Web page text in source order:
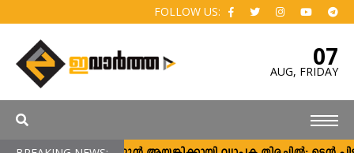
FOLLOW US:
07
AUG, FRIDAY